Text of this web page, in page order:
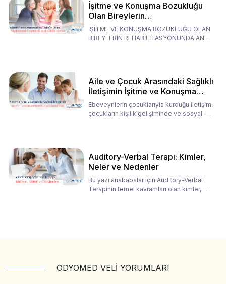
İşitme ve Konuşma Bozukluğu
Olan Bireylerin
Rehabilitasyonunda Ana
Babaların Tutumları
İŞİTME VE KONUŞMA BOZUKLUĞU OLAN
BİREYLERİN REHABİLİTASYONUNDA ANA
Aile ve Çocuk Arasındaki Sağlıklı
İletişimin İşitme ve Konuşma
Rehabilitasyonundaki Rolü
Ebeveynlerin çocuklarıyla kurduğu iletişim,
çocukların kişilik gelişiminde ve sosyal-
Auditory-Verbal Terapi: Kimler,
Neler ve Nedenler
Bu yazı anababalar için Auditory-Verbal
Terapinin temel kavramları olan kimler,
ODYOMED VELİ YORUMLARI